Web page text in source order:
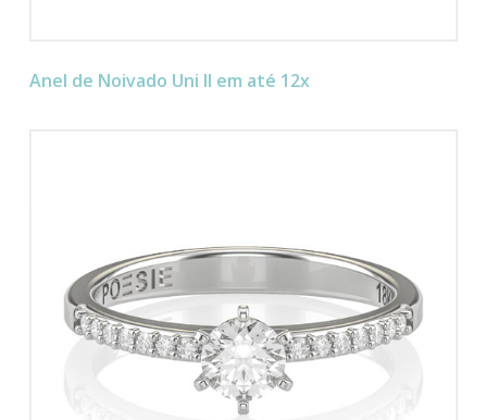
Anel de Noivado Uni II em até 12x